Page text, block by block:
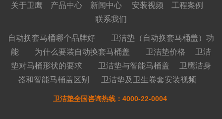
关于卫鹰 产品中心 新闻中心 安装视频
工程案例
联系我们
自动换套马桶哪个品牌好
卫洁垫（自动换套马桶盖）功
能
为什么要装自动换套马桶盖 卫洁垫价格
卫洁
垫对马桶形状的要求
卫洁垫与智能马桶盖
卫鹰洁身
器和智能马桶盖区别
卫洁垫及卫生卷套安装视频
卫洁垫全国咨询热线：4000-22-0004